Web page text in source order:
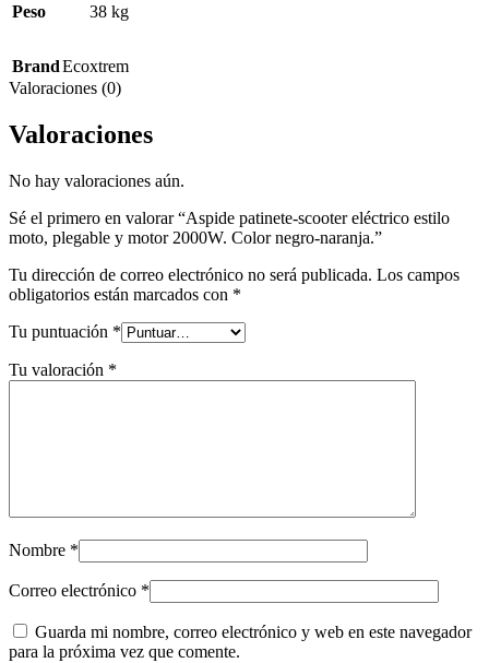
Peso
38 kg
BrandEcoxtrem
Valoraciones (0)
Valoraciones
No hay valoraciones aún.
Sé el primero en valorar “Aspide patinete-scooter eléctrico estilo
moto, plegable y motor 2000W. Color negro-naranja.”
Tu dirección de correo electrónico no será publicada. Los campos
obligatorios están marcados con *
Tu puntuación *
Tu valoración *
Nombre *
Correo electrónico *
Guarda mi nombre, correo electrónico y web en este navegador
para la próxima vez que comente.